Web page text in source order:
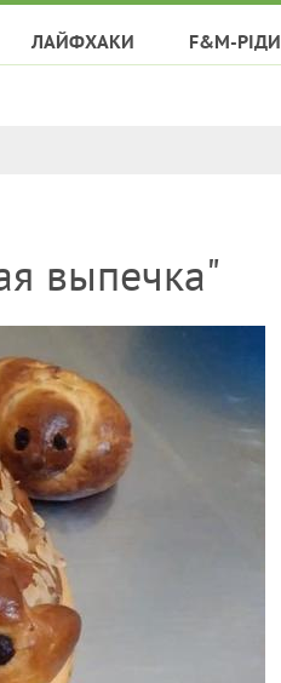
ЛАЙФХАКИ F&M-РІДИ
выпечка"